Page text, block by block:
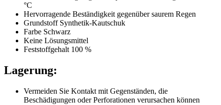
°C
Hervorragende Beständigkeit gegenüber saurem Regen
Grundstoff Synthetik-Kautschuk
Farbe Schwarz
Keine Lösungsmittel
Feststoffgehalt 100 %
Lagerung:
Vermeiden Sie Kontakt mit Gegenständen, die
Beschädigungen oder Perforationen verursachen können